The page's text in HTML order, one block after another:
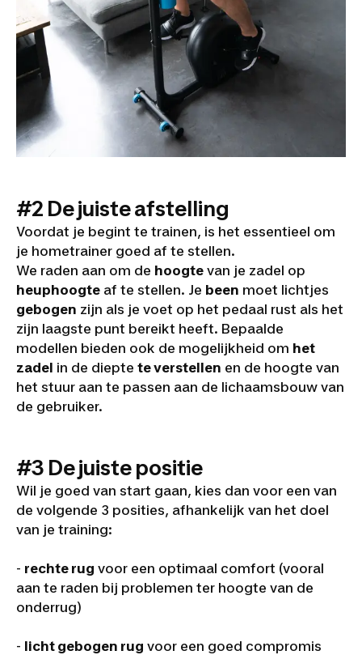
#2 De juiste afstelling
Voordat je begint te trainen, is het essentieel om
je hometrainer goed af te stellen.
We raden aan om de hoogte van je zadel op
heuphoogte af te stellen. Je been moet lichtjes
gebogen zijn als je voet op het pedaal rust als het
zijn laagste punt bereikt heeft. Bepaalde
modellen bieden ook de mogelijkheid om het
zadel in de diepte te verstellen en de hoogte van
het stuur aan te passen aan de lichaamsbouw van
de gebruiker.
#3 De juiste positie
Wil je goed van start gaan, kies dan voor een van
de volgende 3 posities, afhankelijk van het doel
van je training:
- rechte rug voor een optimaal comfort (vooral
aan te raden bij problemen ter hoogte van de
onderrug)
- licht gebogen rug voor een goed compromis